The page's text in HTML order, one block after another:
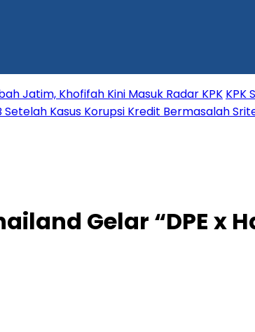
Jatim, Khofifah Kini Masuk Radar KPK KPK
Kasus Korupsi Kredit Bermasalah
Gelar “DPE x